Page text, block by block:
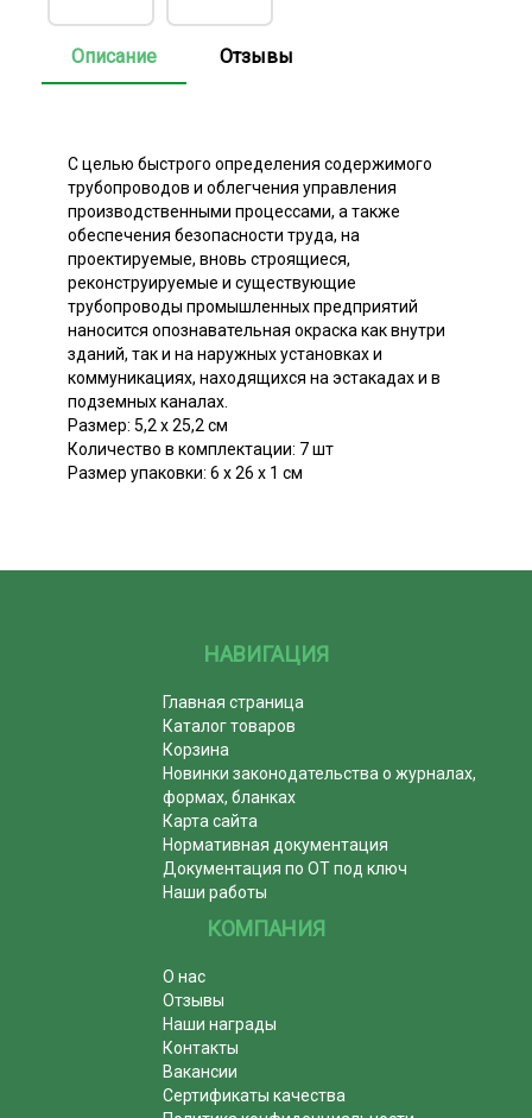
Описание Отзывы
С целью быстрого определения содержимого
трубопроводов и облегчения управления
производственными процессами, а также
обеспечения безопасности труда, на
проектируемые, вновь строящиеся,
реконструируемые и существующие
трубопроводы промышленных предприятий
наносится опознавательная окраска как внутри
зданий, так и на наружных установках и
коммуникациях, находящихся на эстакадах и в
подземных каналах.
Размер: 5,2 х 25,2 см
Количество в комплектации: 7 шт
Размер упаковки: 6 х 26 х 1 см
НАВИГАЦИЯ
Главная страница
Каталог товаров
Корзина
Новинки законодательства о журналах,
формах, бланках
Карта сайта
Нормативная документация
Документация по ОТ под ключ
Наши работы
КОМПАНИЯ
О нас
Отзывы
Наши награды
Контакты
Вакансии
Сертификаты качества